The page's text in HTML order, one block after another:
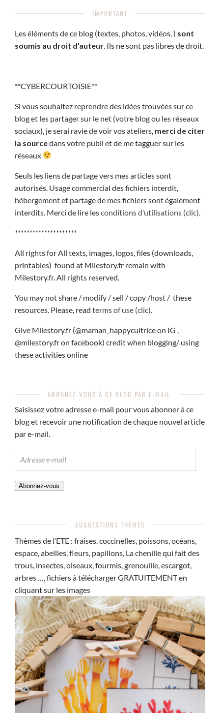
IMPORTANT
Les éléments de ce blog (textes, photos, vidéos, ) sont
soumis au droit d’auteur . Ils ne sont pas libres de droit.
**CYBERCOURTOISIE**
Si vous souhaitez reprendre des idées trouvées sur ce
blog et les partager sur le net (votre blog ou les réseaux
sociaux), je serai ravie de voir vos ateliers, merci de citer
la sourcedans votre publi et de me tagguer sur les
réseaux
Seuls les liens de partage vers mes articles sont
autorisés. Usage commercial des fichiers interdit,
hébergement et partage de mes fichiers sont également
interdits. Merci de lire lesconditions d’utilisations (clic)
*********************
All rights for All texts, images, logos, files (downloads,
printables) found at Milestory.fr remain with
Milestory.fr. All rights reserved.
You may not share / modify / sell / copy /host / these
resources. Please, read terms of use (clic).
Give Milestory.fr (@maman_happycultrice on IG ,
@milestory.fr on facebook) credit when blogging/ using
these activities online
ABONNEZ-VOUS À CE BLOG PAR E-MAIL.
Saisissez votre adresse e-mail pour vous abonner à ce
blog et recevoir une notification de chaque nouvel article
par e-mail.
MAIL
Abonnez-vous
SUGGESTIONS THÈMES
Thèmes de l’ETE : fraises, coccinelles, poissons, océans,
espace, abeilles, fleurs, papillons, La chenille qui fait des
trous, insectes, oiseaux, fourmis, grenouille, escargot,
arbres …, fichiers à télécharger GRATUITEMENT en
cliquant sur les images